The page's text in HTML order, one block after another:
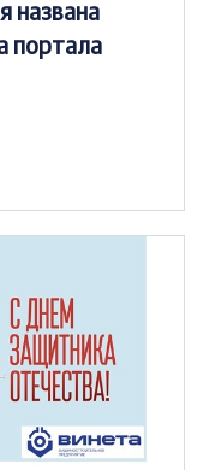
названа
портала